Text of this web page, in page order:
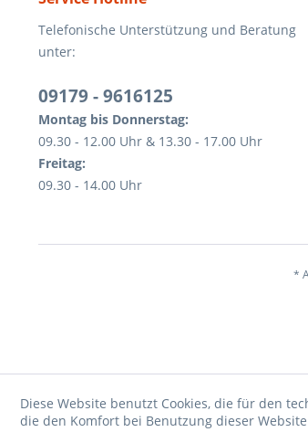
Telefonische Unterstützung und Beratung
unter:
09179 - 9616125
Montag bis Donnerstag:
09.30 - 12.00 Uhr & 13.30 - 17.00 Uhr
Freitag:
09.30 - 14.00 Uhr
*
Diese Website benutzt Cookies, die für den
die den Komfort bei Benutzung dieser